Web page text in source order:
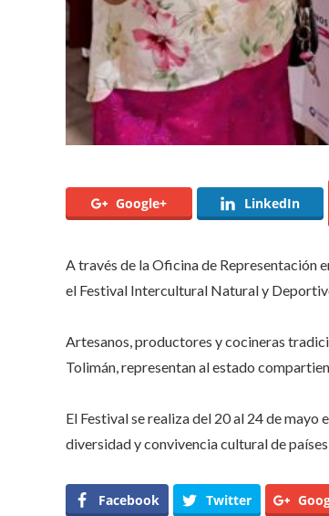
Google+
LinkedIn
A través de la Oficina de Representación
el Festival Intercultural Natural y
Artesanos, productores y cocineras
Tolimán, representan al estado
El Festival se realiza del 20 al 24 de
diversidad y convivencia cultural de
Facebook Twitter